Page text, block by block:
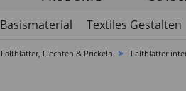
Basismaterial Textiles Gestalten
Faltblätter, Flechten & Prickeln Faltblätter